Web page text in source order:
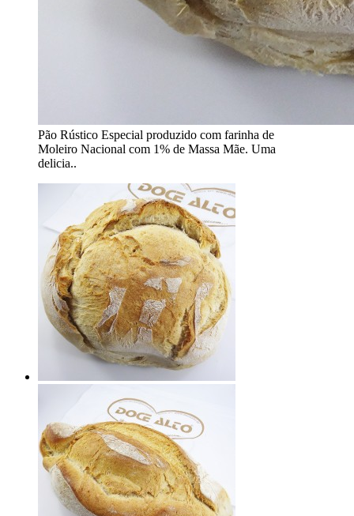
Pão Rústico Especial produzido com farinha de
Moleiro Nacional com 1% de Massa Mãe. Uma
delicia..